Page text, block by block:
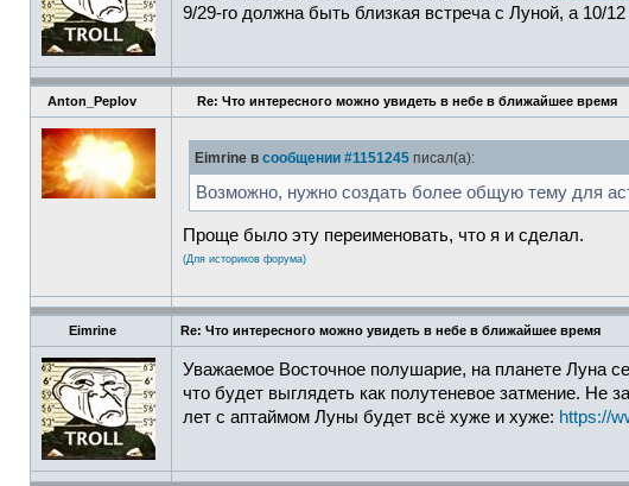
9/29-го должна быть близкая встреча с Луной, а 10/
Anton_Peplov Re: Что интересного можно увидеть в небе в ближайшее время
Eimrine в сообщении #1151245 писал(а):
Возможно, нужно создать более общую тему для
Проще было эту переименовать, что я и сделал.
(Для историков форума)
Eimrine Re: Что интересного можно увидеть в небе в ближайшее время
Уважаемое Восточное полушарие, на планете Луна
что будет выглядеть как полутеневое затмение. Не
лет с аптаймом Луны будет всё хуже и хуже: https://